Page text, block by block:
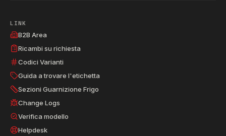
LINK
B2B Area
Ricambi su richiesta
Codici Varianti
Guida a trovare l'etichetta
Sezioni Guarnizione Frigo
Change Logs
Verifica modello
Helpdesk